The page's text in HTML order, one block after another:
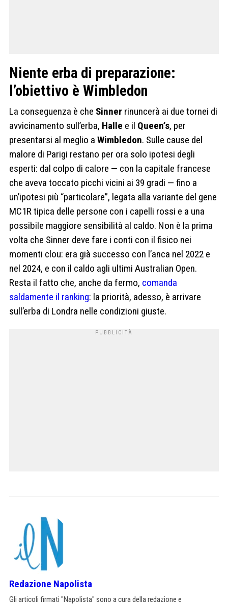
Niente erba di preparazione:
l’obiettivo è Wimbledon
La conseguenza è che Sinner rinuncerà ai due tornei di
avvicinamento sull’erba, Halle e il Queen’s, per
presentarsi al meglio a Wimbledon. Sulle cause del
malore di Parigi restano per ora solo ipotesi degli
esperti: dal colpo di calore — con la capitale francese
che aveva toccato picchi vicini ai 39 gradi — fino a
un’ipotesi più “particolare”, legata alla variante del gene
MC1R tipica delle persone con i capelli rossi e a una
possibile maggiore sensibilità al caldo. Non è la prima
volta che Sinner deve fare i conti con il fisico nei
momenti clou: era già successo con l’anca nel 2022 e
nel 2024, e con il caldo agli ultimi Australian Open.
Resta il fatto che, anche da fermo, comanda
saldamente il ranking: la priorità, adesso, è arrivare
sull’erba di Londra nelle condizioni giuste.
Redazione Napolista
Gli articoli firmati "Napolista" sono a cura della redazione e